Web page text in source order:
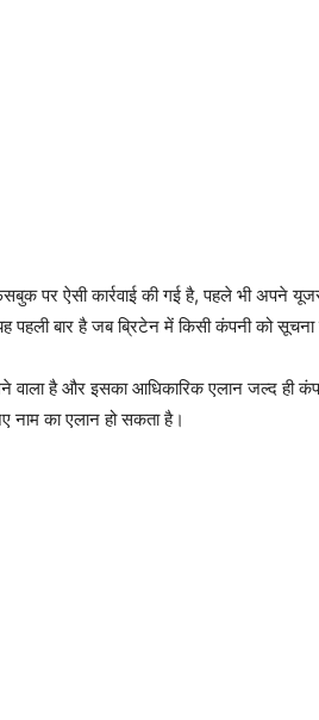
पर ऐसी कार्रवाई की गई है, पहले भी अपने
पहली बार है जब ब्रिटेन में किसी कंपनी को
है और इसका आधिकारिक एलान जल्द ही
का एलान हो सकता है।